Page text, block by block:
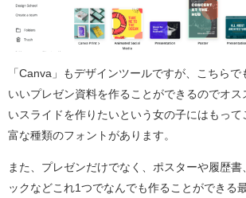
「Canva」もデザインツールですが、こちらで
いいプレゼン資料を作ることができるのでオス
いスライドを作りたいという女の子にはもって
富な種類のフォントがあります。
また、プレゼンだけでなく、ポスターや履歴書
ックなどこれ1つでなんでも作ることができる